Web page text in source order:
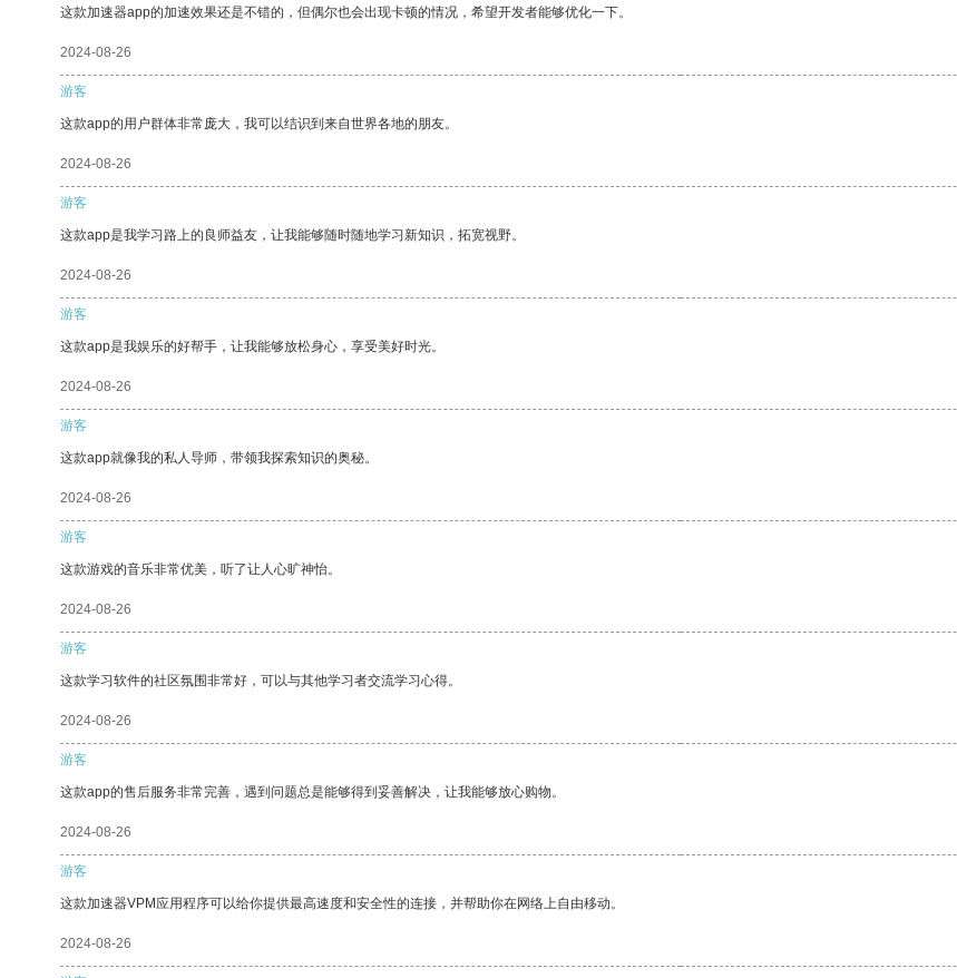
这款加速器app的加速效果还是不错的，但偶尔也会出现卡顿的情况，希望开发者能够优化一下。
2024-08-26
游客
这款app的用户群体非常庞大，我可以结识到来自世界各地的朋友。
2024-08-26
游客
这款app是我学习路上的良师益友，让我能够随时随地学习新知识，拓宽视野。
2024-08-26
游客
这款app是我娱乐的好帮手，让我能够放松身心，享受美好时光。
2024-08-26
游客
这款app就像我的私人导师，带领我探索知识的奥秘。
2024-08-26
游客
这款游戏的音乐非常优美，听了让人心旷神怡。
2024-08-26
游客
这款学习软件的社区氛围非常好，可以与其他学习者交流学习心得。
2024-08-26
游客
这款app的售后服务非常完善，遇到问题总是能够得到妥善解决，让我能够放心购物。
2024-08-26
游客
这款加速器VPM应用程序可以给你提供最高速度和安全性的连接，并帮助你在网络上自由移动。
2024-08-26